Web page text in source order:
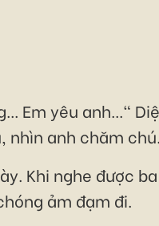
Em yêu anh..."
nhìn anh chăm chú.
Khi nghe được
ảm đạm đi.